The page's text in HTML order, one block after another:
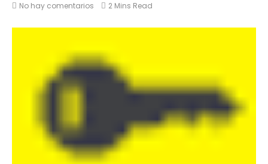
No hay comentarios
2 Mins Read